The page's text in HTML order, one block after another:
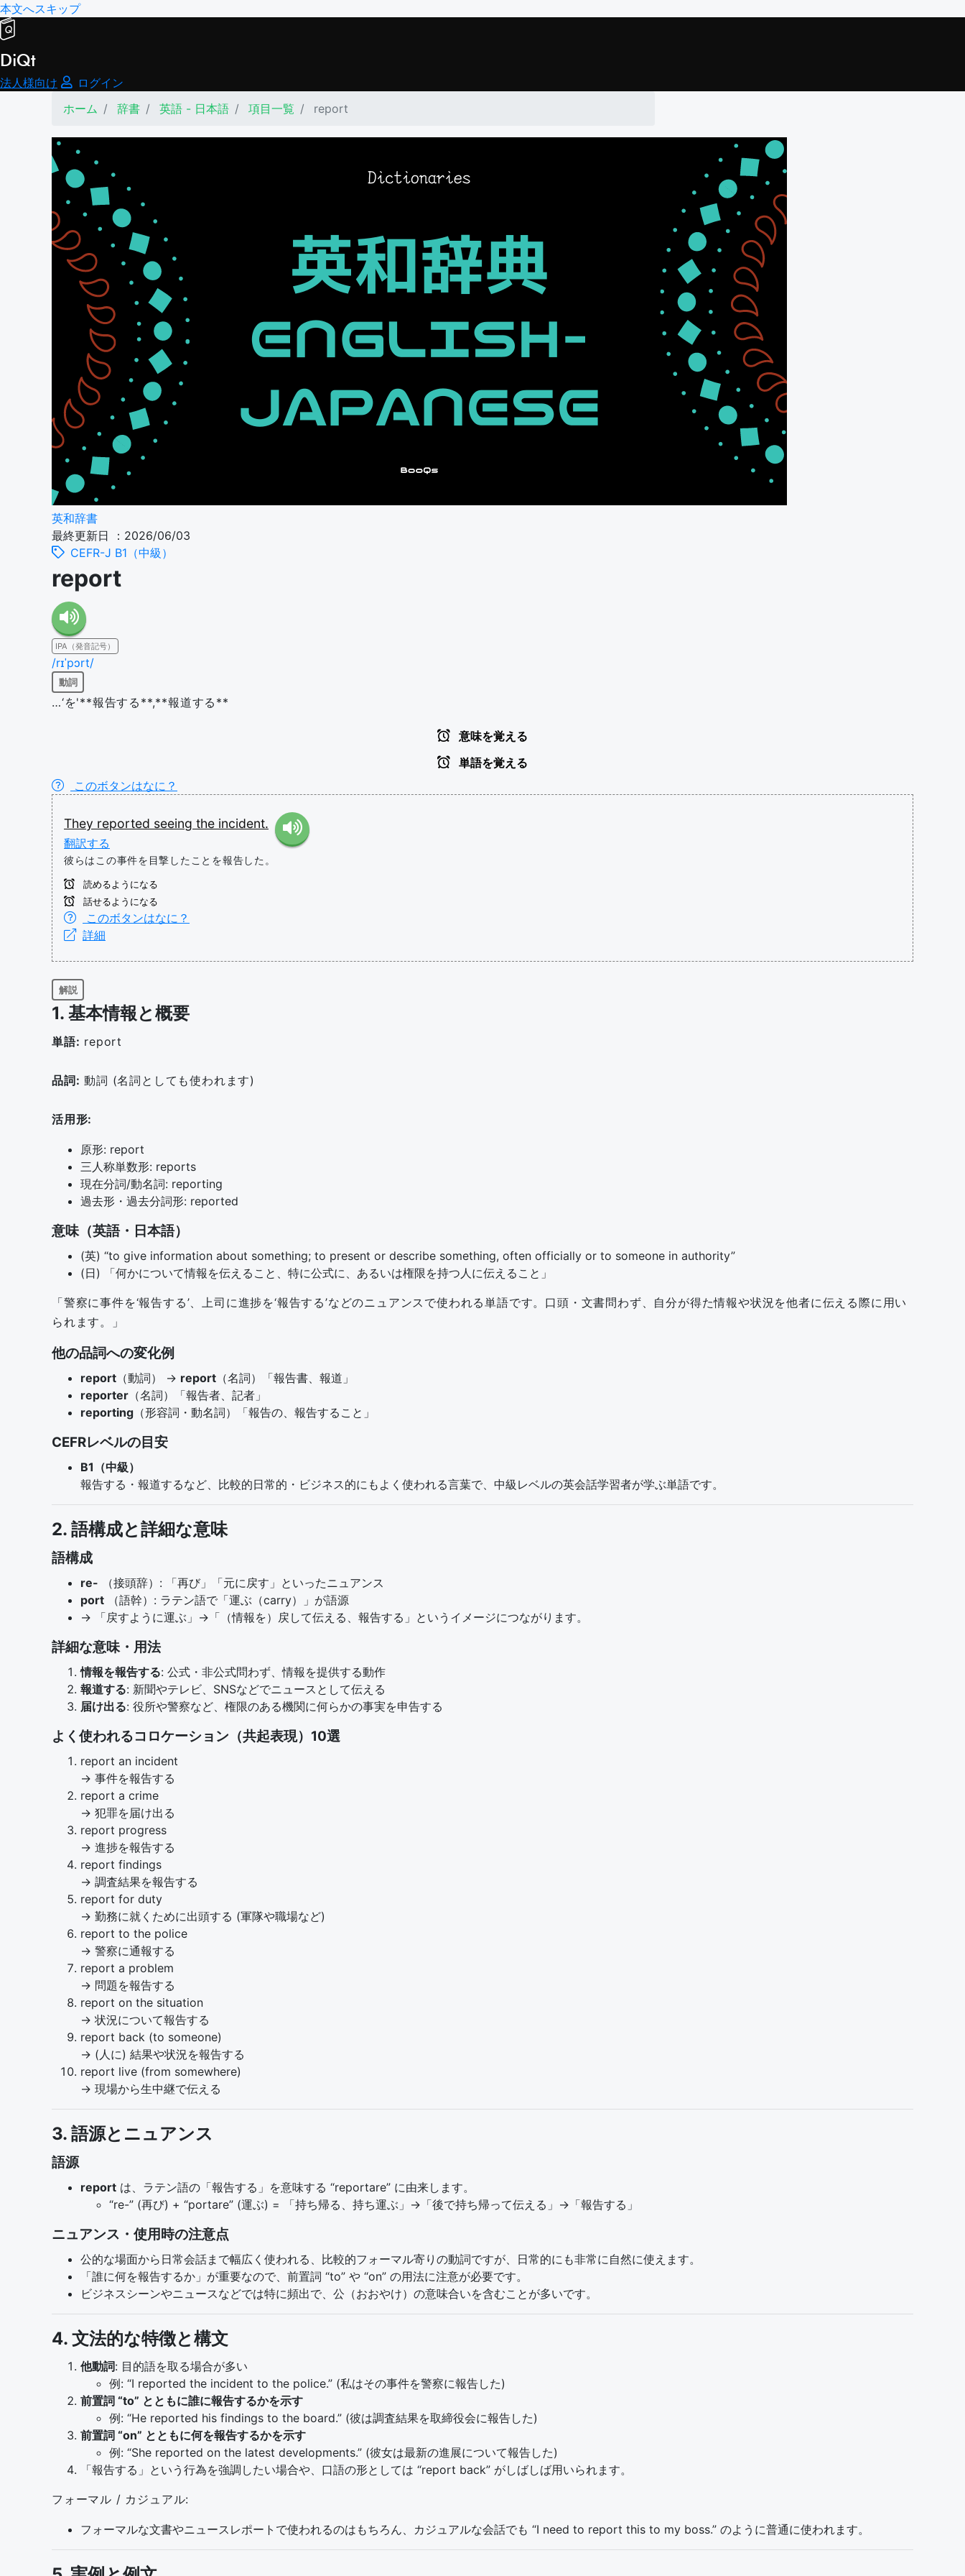
本文へスキップ
DiQt
法人様向け
ログイン
ホーム
辞書 英語 - 日本語 項目一覧 report
英和辞書
最終更新日 ：2026/06/03
CEFR-J B1（中級）
report
IPA（発音記号）
/rɪˈpɔrt/
動詞
…‘を'**報告する**,**報道する**
意味を覚える
単語を覚える
このボタンはなに？
They reported seeing the incident.
翻訳する
彼らはこの事件を目撃したことを報告した。
読めるようになる
話せるようになる
このボタンはなに？
詳細
解説
1. 基本情報と概要
単語: report
品詞: 動詞 (名詞としても使われます)
活用形:
原形: report
三人称単数形: reports
現在分詞/動名詞: reporting
過去形・過去分詞形: reported
意味（英語・日本語）
(英) “to give information about something; to present or describe something, often officially or to someone in authority”
(日) 「何かについて情報を伝えること、特に公式に、あるいは権限を持つ人に伝えること」
「警察に事件を‘報告する’、上司に進捗を‘報告する’などのニュアンスで使われる単語です。口頭・文書問わず、自分が得た情報や状況を他者に伝える際に用い
られます。」
他の品詞への変化例
report （動詞） → report （名詞）「報告書、報道」
reporter （名詞）「報告者、記者」
reporting （形容詞・動名詞）「報告の、報告すること」
CEFRレベルの目安
B1（中級）
報告する・報道するなど、比較的日常的・ビジネス的にもよく使われる言葉で、中級レベルの英会話学習者が学ぶ単語です。
2. 語構成と詳細な意味
語構成
re- （接頭辞）: 「再び」「元に戻す」といったニュアンス
port （語幹）: ラテン語で「運ぶ（carry）」が語源
→ 「戻すように運ぶ」→「（情報を）戻して伝える、報告する」というイメージにつながります。
詳細な意味・用法
情報を報告する: 公式・非公式問わず、情報を提供する動作
報道する: 新聞やテレビ、SNSなどでニュースとして伝える
届け出る: 役所や警察など、権限のある機関に何らかの事実を申告する
よく使われるコロケーション（共起表現）10選
report an incident
→ 事件を報告する
report a crime
→ 犯罪を届け出る
report progress
→ 進捗を報告する
report findings
→ 調査結果を報告する
report for duty
→ 勤務に就くために出頭する (軍隊や職場など)
report to the police
→ 警察に通報する
report a problem
→ 問題を報告する
report on the situation
→ 状況について報告する
report back (to someone)
→ (人に) 結果や状況を報告する
report live (from somewhere)
→ 現場から生中継で伝える
3. 語源とニュアンス
語源
report は、ラテン語の「報告する」を意味する “reportare” に由来します。
“re-” (再び) + “portare” (運ぶ) = 「持ち帰る、持ち運ぶ」→「後で持ち帰って伝える」→「報告する」
ニュアンス・使用時の注意点
公的な場面から日常会話まで幅広く使われる、比較的フォーマル寄りの動詞ですが、日常的にも非常に自然に使えます。
「誰に何を報告するか」が重要なので、前置詞 “to” や “on” の用法に注意が必要です。
ビジネスシーンやニュースなどでは特に頻出で、公（おおやけ）の意味合いを含むことが多いです。
4. 文法的な特徴と構文
他動詞: 目的語を取る場合が多い
例: “I reported the incident to the police.” (私はその事件を警察に報告した)
前置詞 “to” とともに誰に報告するかを示す
例: “He reported his findings to the board.” (彼は調査結果を取締役会に報告した)
前置詞 “on” とともに何を報告するかを示す
例: “She reported on the latest developments.” (彼女は最新の進展について報告した)
「報告する」という行為を強調したい場合や、口語の形としては “report back” がしばしば用いられます。
フォーマル / カジュアル:
フォーマルな文書やニュースレポートで使われるのはもちろん、カジュアルな会話でも “I need to report this to my boss.” のように普通に使われます。